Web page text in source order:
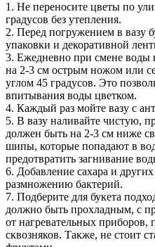
1. Не переносите цветы по
градусов без утепления.
2. Перед погружением в вазу
упаковки и декоративной
3. Ежедневно при смене воды
на 2-3 см острым ножом или
углом 45 градусов. Это
впитывания воды цветком.
4. Каждый раз мойте вазу с
5. В вазу наливайте чистую,
должен быть на 2-3 см ниже
шипы, которые попадают в
предотвратить загнивание
6. Добавление сахара и
размножению бактерий.
7. Подберите для букета
должно быть прохладным, с
от нагревательных
сквозняков. Также, не стоит